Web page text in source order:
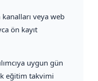
veya web
ön kayıt
uygun gün
eğitim takvimi